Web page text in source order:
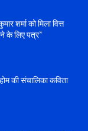
शर्मा को मिला वित्त
के लिए पत्र*
की संचालिका कविता